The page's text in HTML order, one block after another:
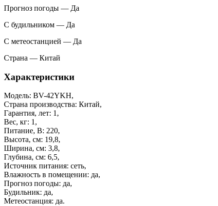
Прогноз погоды — Да
С будильником — Да
С метеостанцией — Да
Страна — Китай
Характеристики
Модель: BV-42YKH,
Страна производства: Китай,
Гарантия, лет: 1,
Вес, кг: 1,
Питание, В: 220,
Высота, см: 19,8,
Ширина, см: 3,8,
Глубина, см: 6,5,
Источник питания: сеть,
Влажность в помещении: да,
Прогноз погоды: да,
Будильник: да,
Метеостанция: да.